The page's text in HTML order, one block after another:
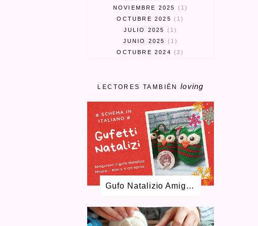
NOVIEMBRE 2025
1
OCTUBRE 2025
1
JULIO 2025
1
JUNIO 2025
1
OCTUBRE 2024
2
FEBRERO 2024
MAYO 2023
1
ABRIL 2023
3
MARZO 2023
1
ENERO 2023
2
SEPTIEMBRE 2022
1
AGOSTO 2022
1
MAYO 2022
1
FEBRERO 2022
2
OCTUBRE 2021
2
JUNIO 2021
2
LECTORES TAMBIÉNloving
Gufo Natalizio Amigurumi Schema Gratuito